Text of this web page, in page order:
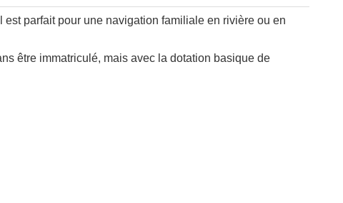
parfait pour une navigation familiale en rivière ou en
être immatriculé, mais avec la dotation basique de